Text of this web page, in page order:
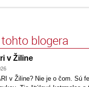
blogera
v Žiline
v Žiline? Nie je o čom. Sú